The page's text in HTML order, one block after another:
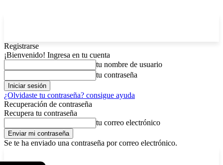
Registrarse
¡Bienvenido! Ingresa en tu cuenta
tu nombre de usuario
tu contraseña
¿Olvidaste tu contraseña? consigue ayuda
Recuperación de contraseña
Recupera tu contraseña
tu correo electrónico
Se te ha enviado una contraseña por correo electrónico.